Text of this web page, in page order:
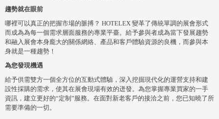
趨勢就在眼前
哪裡可以真正的把握市場的脈搏？ HOTELEX 變革了傳統單調的展會形式
而成為為每一個需求層面服務的專業平臺。給予參與者成為當下發展趨勢
和融入展會本身龐大的關係網絡、產品和客戶體驗資源的良機，而參與本
身就是一種趨勢！
為您發現機遇
給予供需雙方一個全方位的互動式體驗，深入挖掘現代化的運營支持和建
設性採購的需求，使其在展會現場有效的迸發。為您掌握專業買家的一手
資訊，建立更好的“定制”服務。在面對新老客戶的接洽之前，您已知曉了所
需要準備的一切。